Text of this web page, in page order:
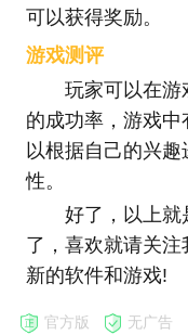
可以获得奖励。
游戏测评
玩家可以在游
的成功率， 游戏中
以根据自己的兴
性。
好了，以上就
了，喜欢就请关
新的软件和游戏!
官方版 无广告